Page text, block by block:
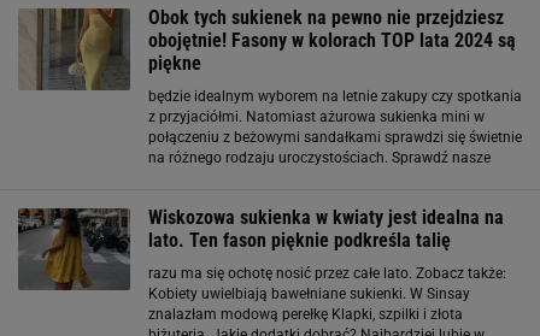
Obok tych sukienek na pewno nie przejdziesz
obojętnie! Fasony w kolorach TOP lata 2024 są
piękne
będzie idealnym wyborem na letnie zakupy czy spotkania
z przyjaciółmi. Natomiast ażurowa sukienka mini w
połączeniu z beżowymi sandałkami sprawdzi się świetnie
na różnego rodzaju uroczystościach. Sprawdź nasze
Wiskozowa sukienka w kwiaty jest idealna na
lato. Ten fason pięknie podkreśla talię
razu ma się ochotę nosić przez całe lato. Zobacz także:
Kobiety uwielbiają bawełniane sukienki. W Sinsay
znalazłam modową perełkę Klapki, szpilki i złota